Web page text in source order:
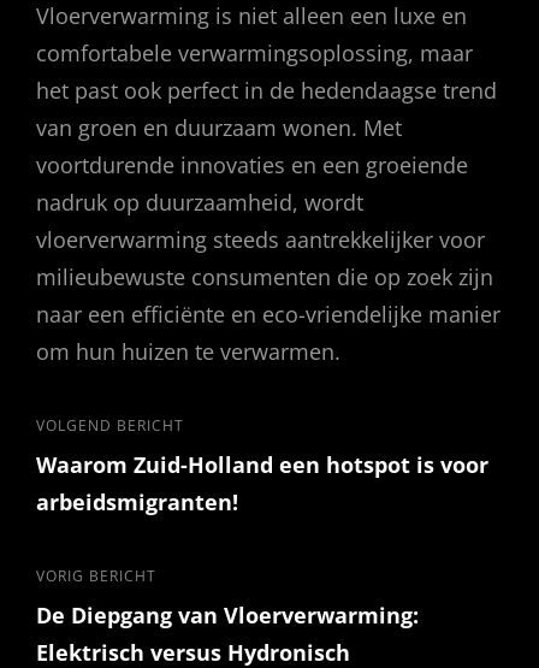
Vloerverwarming is niet alleen een luxe en
comfortabele verwarmingsoplossing, maar
het past ook perfect in de hedendaagse trend
van groen en duurzaam wonen. Met
voortdurende innovaties en een groeiende
nadruk op duurzaamheid, wordt
vloerverwarming steeds aantrekkelijker voor
milieubewuste consumenten die op zoek zijn
naar een efficiënte en eco-vriendelijke manier
om hun huizen te verwarmen.
Bericht
navigatie
Vorig
bericht
VORIG BERICHT
De Diepgang van Vloerverwarming:
Elektrisch versus Hydronisch
Volgend
bericht
VOLGEND BERICHT
Waarom Zuid-Holland een hotspot is voor
arbeidsmigranten!